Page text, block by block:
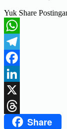
Yuk Share
WhatsApp
Telegram
Facebook
LinkedIn
X
ThreadsShare